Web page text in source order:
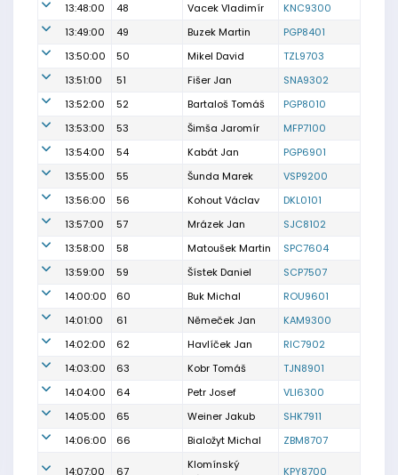
13:48:00
48 Vacek Vladimír
KNC9300
13:49:00
49 Buzek Martin
PGP8401
13:50:00
50 Mikel David
TZL9703
13:51:00
51 Fišer Jan
SNA9302
13:52:00
52 Bartaloš Tomáš
PGP8010
13:53:00
53 Šimša Jaromír
MFP7100
13:54:00
54 Kabát Jan
PGP6901
13:55:00
55 Šunda Marek
VSP9200
13:56:00
56 Kohout Václav
DKL0101
13:57:00
57 Mrázek Jan
SJC8102
13:58:00
58 Matoušek Martin
SPC7604
13:59:00
59 Šístek Daniel
SCP7507
14:00:00
60 Buk Michal
ROU9601
14:01:00
61 Němeček Jan
KAM9300
14:02:00
62 Havlíček Jan
RIC7902
14:03:00
63 Kobr Tomáš
TJN8901
14:04:00
64 Petr Josef
VLI6300
14:05:00
65 Weiner Jakub
SHK7911
14:06:00
66 Bialožyt Michal ZBM8707
14:07:00 67
Klomínský
KPY8700